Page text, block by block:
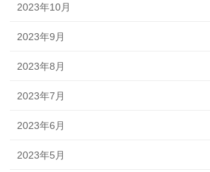
2023年10月
2023年9月
2023年8月
2023年7月
2023年6月
2023年5月